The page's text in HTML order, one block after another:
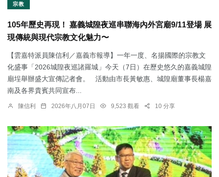
宗教
105年歷史再現！ 嘉義城隍夜巡串聯海內外宮廟9/11登場 展
現傳統與現代宗教文化魅力〜
【雲嘉特派員陳信利／嘉義市報導】一年一度、名揚國際的宗教文
化盛事「2026城隍夜巡諸羅城」今天（7日）在歷史悠久的嘉義城隍
廟埕舉辦盛大宣傳記者會。 活動由市長黃敏惠、城隍廟董事長楊嘉
南及各界貴賓共同宣布...
陳信利 2026年八月07日 9,523 觀看 10 分享